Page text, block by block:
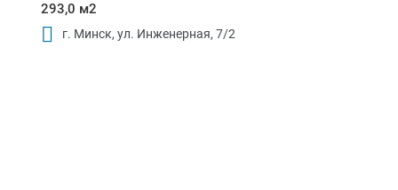
293,0 м2
г. Минск, ул. Инженерная, 7/2